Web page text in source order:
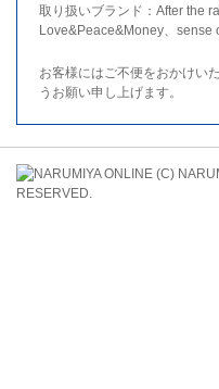
取り扱いブランド：After the
Love&Peace&Money、sense
お客様にはご不便をおかけい
うお願い申し上げます。